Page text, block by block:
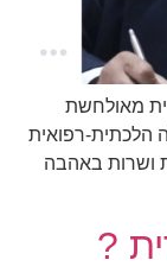
מאולחשת
הלכתית-רפואית
ושרות באהבה
?